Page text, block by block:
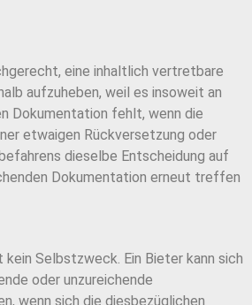
eine inhaltlich vertretbare
aufzuheben, weil es insoweit an
Dokumentation fehlt, wenn die
etwaigen Rückversetzung oder
dieselbe Entscheidung auf
Dokumentation erneut treffen
kein Selbstzweck. Ein Bieter kann sich
oder unzureichende
wenn sich die diesbezüglichen